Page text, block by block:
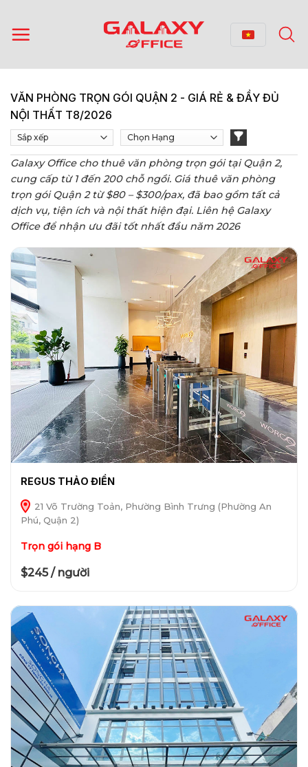
qua
nội
VĂN PHÒNG TRỌN GÓI QUẬN 2 - GIÁ RẺ & ĐẦY ĐỦ
NỘI THẤT T8/2026
Galaxy Office cho thuê văn phòng trọn gói tại Quận 2,
cung cấp từ 1 đến 200 chỗ ngồi. Giá thuê văn phòng
trọn gói Quận 2 từ $80 – $300/pax, đã bao gồm tất cả
dịch vụ, tiện ích và nội thất hiện đại. Liên hệ Galaxy
Office để nhận ưu đãi tốt nhất đầu năm 2026
REGUS THẢO ĐIỀN
21 Võ Trường Toản, Phường Bình Trưng (Phường An
Phú, Quận 2)
Trọn gói hạng B
$245 / người